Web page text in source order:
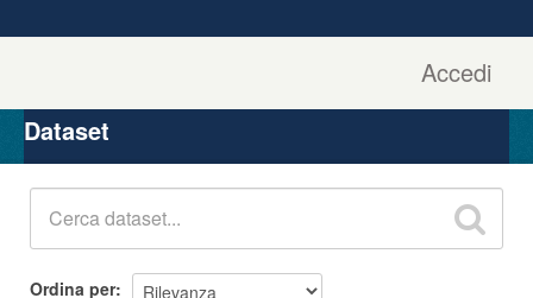
Accedi
Organizzazioni
Gruppi
Dataset
Ordina per